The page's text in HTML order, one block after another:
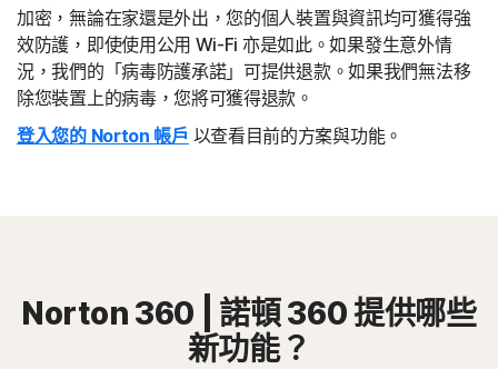
加密，無論在家還是外出，您的個人裝置與資訊均可獲得強
效防護，即使使用公用 Wi-Fi 亦是如此。如果發生意外情
況，我們的「病毒防護承諾」可提供退款。如果我們無法移
除您裝置上的病毒，您將可獲得退款。
登入您的 Norton 帳戶 以查看目前的方案與功能。
Norton 360 | 諾頓 360 提供哪些
新功能？